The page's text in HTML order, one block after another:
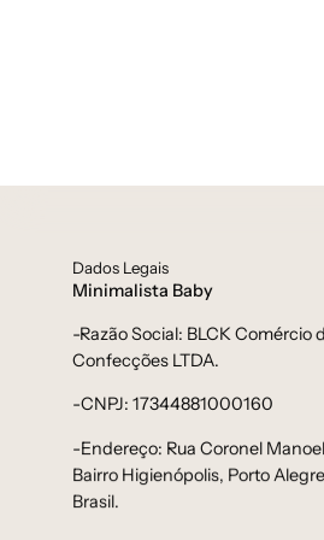
Dados Legais
Minimalista Baby
-Razão Social: BLCK Comércio
Confecções LTDA.
-CNPJ: 17344881000160
-Endereço: Rua Coronel
Bairro Higienópolis, Porto
Brasil.